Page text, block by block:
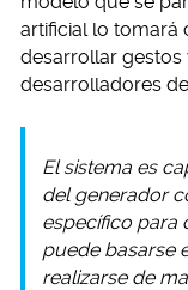
artificial lo tomará
desarrollar gestos
desarrolladores
El sistema es
del generador
específico para
puede basarse
realizarse de